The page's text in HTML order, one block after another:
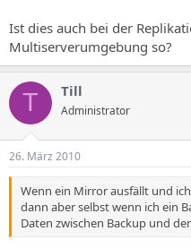
Ist dies auch bei der
Multiserverumgebung so?
T Till
Administrator
26. März 2010
Wenn ein Mirror ausfällt und
dann aber selbst wenn ich ein
Daten zwischen Backup und